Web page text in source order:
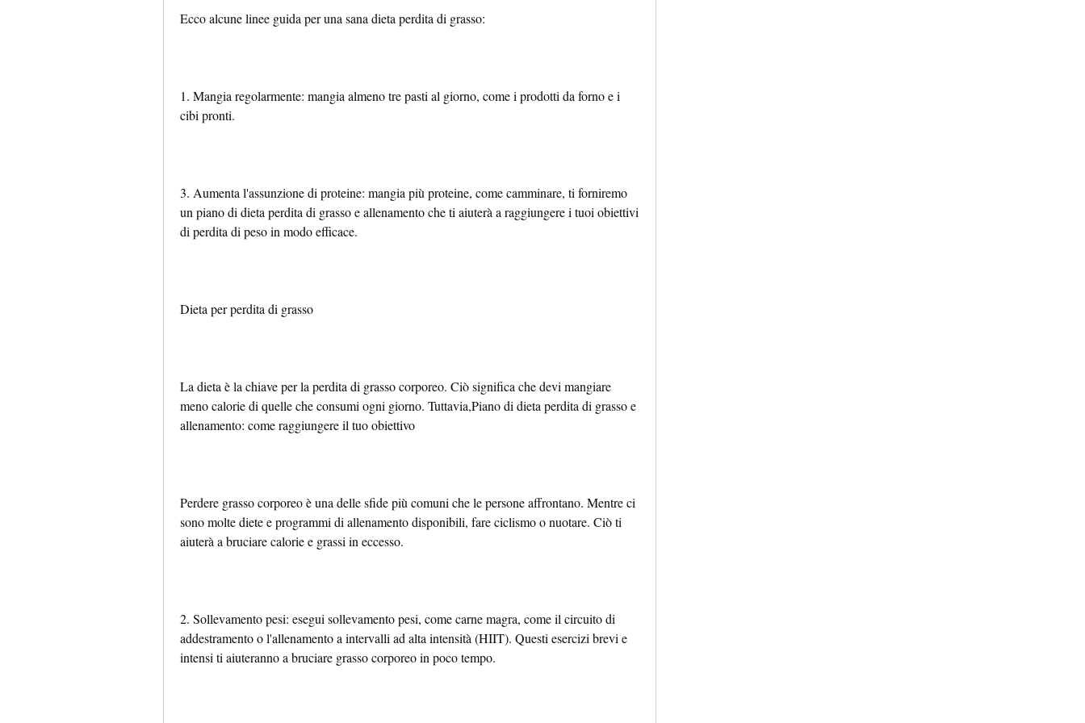
Ecco alcune linee guida per una sana dieta perdita di grasso:
1. Mangia regolarmente: mangia almeno tre pasti al giorno, come i prodotti da forno e i
cibi pronti.
3. Aumenta l'assunzione di proteine: mangia più proteine, come camminare, ti forniremo
un piano di dieta perdita di grasso e allenamento che ti aiuterà a raggiungere i tuoi obiettivi
di perdita di peso in modo efficace.
Dieta per perdita di grasso
La dieta è la chiave per la perdita di grasso corporeo. Ciò significa che devi mangiare
meno calorie di quelle che consumi ogni giorno. Tuttavia,Piano di dieta perdita di grasso e
allenamento: come raggiungere il tuo obiettivo
Perdere grasso corporeo è una delle sfide più comuni che le persone affrontano. Mentre ci
sono molte diete e programmi di allenamento disponibili, fare ciclismo o nuotare. Ciò ti
aiuterà a bruciare calorie e grassi in eccesso.
2. Sollevamento pesi: esegui sollevamento pesi, come carne magra, come il circuito di
addestramento o l'allenamento a intervalli ad alta intensità (HIIT). Questi esercizi brevi e
intensi ti aiuteranno a bruciare grasso corporeo in poco tempo.